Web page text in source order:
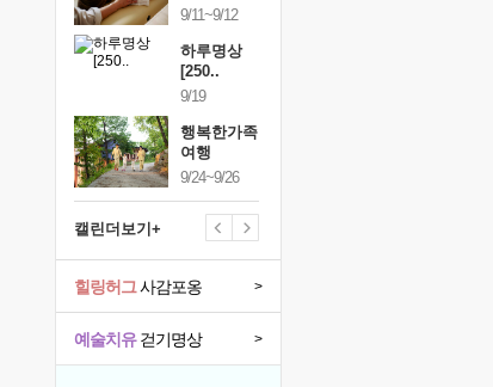
9/11~9/12
하루명상
[250..
9/19
행복한가족
여행
9/24~9/26
캘린더보기+
예술치유걷기명상 >
힐링허그사감포옹 >